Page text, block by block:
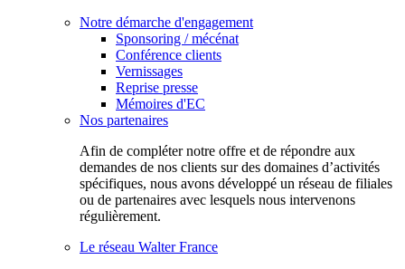
Notre démarche d'engagement
Sponsoring / mécénat
Conférence clients
Vernissages
Reprise presse
Mémoires d'EC
Nos partenaires
Afin de compléter notre offre et de répondre aux
demandes de nos clients sur des domaines d’activités
spécifiques, nous avons développé un réseau de filiales
ou de partenaires avec lesquels nous intervenons
régulièrement.
Le réseau Walter France